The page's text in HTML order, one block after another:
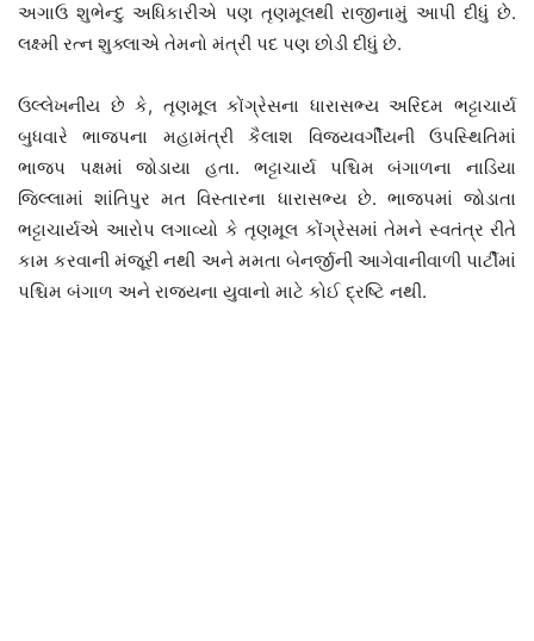
અગાઉ શુભેન્દુ અધિકારીએ પણ તૃણમૂલથી રાજીનામું આપી દીધું છે.
લક્ષ્‍મી રત્ન શુક્લાએ તેમનો મંત્રી પદ પણ છોડી દીધું છે.
ઉલ્લેખનીય છે કે, તૃણમૂલ કોંગ્રેસના ધારાસભ્ય અરિંદમ ભટ્ટાચાર્ય
બુધવારે ભાજપના મહામંત્રી કૈલાશ વિજયવર્ગીયની ઉપસ્થિતિમાં
ભાજપ પક્ષમાં જોડાયા હતા. ભટ્ટાચાર્ય પશ્ચિમ બંગાળના નાડિયા
જિલ્લામાં શાંતિપુર મત વિસ્તારના ધારાસભ્ય છે. ભાજપમાં જોડાતા
ભટ્ટાચાર્યએ આરોપ લગાવ્યો કે તૃણમૂલ કોંગ્રેસમાં તેમને સ્વતંત્ર રીતે
કામ કરવાની મંજૂરી નથી અને મમતા બેનર્જીની આગેવાનીવાળી પાર્ટીમાં
પશ્ચિમ બંગાળ અને રાજ્યના યુવાનો માટે કોઈ દ્રષ્ટિ નથી.